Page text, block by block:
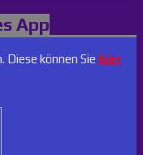
App
Diese können Sie hier